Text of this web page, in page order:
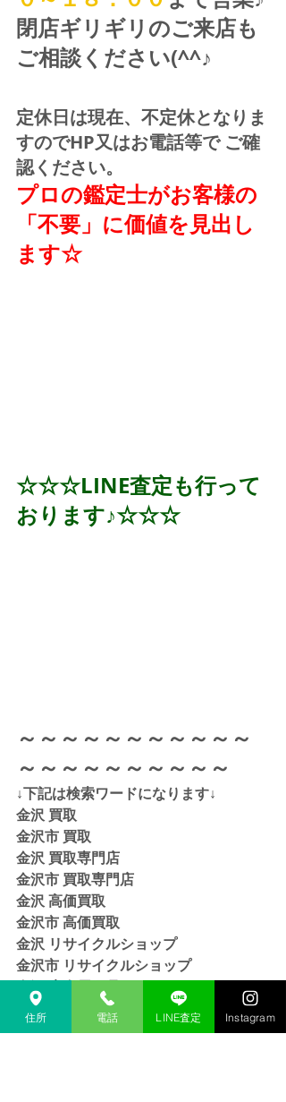
閉店ギリギリのご来店も
ご相談ください(^^♪
定休日は現在、不定休となりま
すのでHP又はお電話等で ご確
認ください。
プロの鑑定士がお客様の
「不要」に価値を見出し
ます☆
☆☆☆LINE査定も行って
おります♪☆☆☆
～～～～～～～～～～～
～～～～～～～～～～
↓下記は検索ワードになります↓
金沢 買取
金沢市 買取
金沢 買取専門店
金沢市 買取専門店
金沢 高価買取
金沢市 高価買取
金沢 リサイクルショップ
金沢市 リサイクルショップ
金沢 貴金属 買取
金沢市 貴金属 買取
金沢 金 買取
住所 電話 LINE査定 Instagram